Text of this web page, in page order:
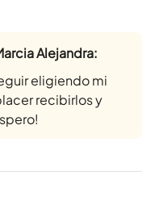
Alejandra:
eligiendo mi
recibirlos y